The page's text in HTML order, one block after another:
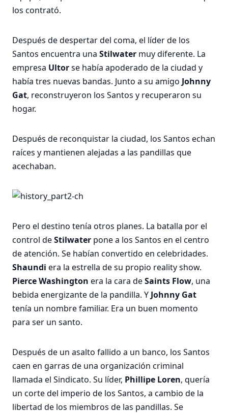
los contrató.
Después de despertar del coma, el líder de los
Santos encuentra una Stilwater muy diferente. La
empresa Ultorse había apoderado de la ciudad y
había tres nuevas bandas. Junto a su amigo Johnny
Gat, reconstruyeron los Santos y recuperaron su
hogar.
Después de reconquistar la ciudad, los Santos echan
raíces y mantienen alejadas a las pandillas que
acechaban.
Pero el destino tenía otros planes. La batalla por el
control deStilwater pone a los Santos en el centro
de atención. Se habían convertido en celebridades.
Shaundi era la estrella de su propio reality show.
Pierce Washington era la cara deSaints Flow, una
bebida energizante de la pandilla. Y Johnny Gat
tenía un nombre familiar. Era un buen momento
para ser un santo.
Después de un asalto fallido a un banco, los Santos
caen en garras de una organización criminal
llamada el Sindicato. Su líder, Phillipe Loren, quería
un corte del imperio de los Santos, a cambio de la
libertad de los miembros de las pandillas. Se